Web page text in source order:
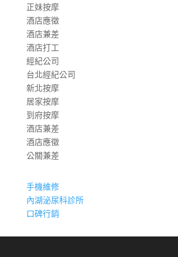
正妹按摩
酒店應徵
酒店兼差
酒店打工
經紀公司
台北經紀公司
新北按摩
居家按摩
到府按摩
酒店兼差
酒店應徵
公關兼差
手機維修
內湖泌尿科診所
口碑行銷